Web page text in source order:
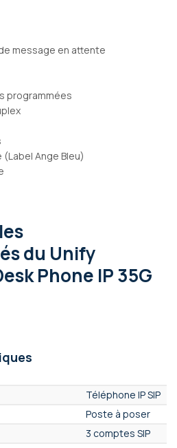
message en attente
programmées
Ange Bleu)
du Unify
Phone IP 35G
Téléphone IP SIP
Poste à poser
3 comptes SIP